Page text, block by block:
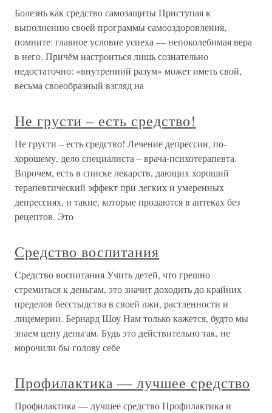
Болезнь как средство самозащиты Приступая к
выполнению своей программы самооздоровления,
помните: главное условие успеха — непоколебимая вера
в него. Причём настроиться лишь сознательно
недостаточно: «внутренний разум» может иметь свой,
весьма своеобразный взгляд на
Не грусти – есть средство!
Не грусти – есть средство! Лечение депрессии, по-
хорошему, дело специалиста – врача-психотерапевта.
Впрочем, есть в списке лекарств, дающих хороший
терапевтический эффект при легких и умеренных
депрессиях, и такие, которые продаются в аптеках без
рецептов. Это
Средство воспитания
Средство воспитания Учить детей, что грешно
стремиться к деньгам, это значит доходить до крайних
пределов бесстыдства в своей лжи, растленности и
лицемерии. Бернард Шоу Нам только кажется, будто мы
знаем цену деньгам. Будь это действительно так, не
морочили бы голову себе
Профилактика — лучшее средство
Профилактика — лучшее средство Профилактика и